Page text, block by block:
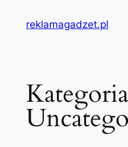
reklamagadzet.pl